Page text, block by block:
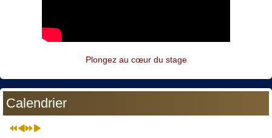
Plongez au cœur du stage
Calendrier